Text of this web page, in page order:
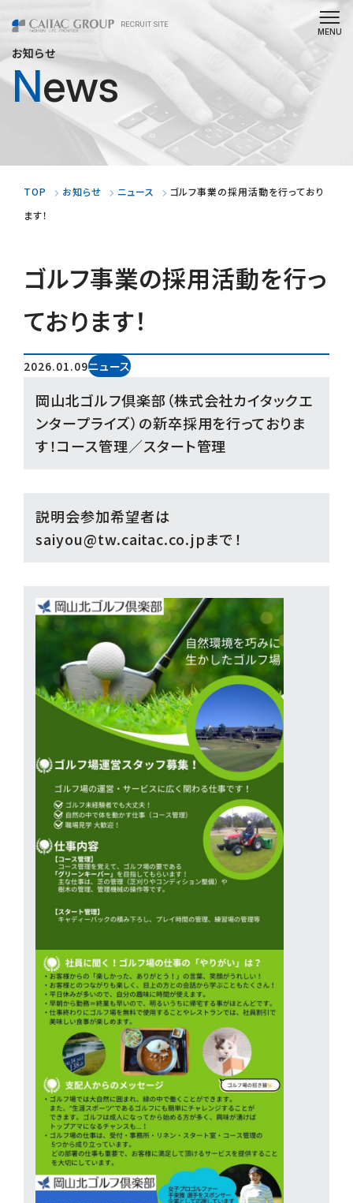
RECRUIT SITE
お知らせ
News
TOP お知らせ ニュース
ゴルフ事業の採用活動を行っており
ます！
ゴルフ事業の採用活動を行っ
ております！
2026.01.09ニュース
岡山北ゴルフ倶楽部（株式会社カイタックエ
ンタープライズ）の新卒採用を行っておりま
す！コース管理／スタート管理
説明会参加希望者は
saiyou@tw.caitac.co.jpまで！